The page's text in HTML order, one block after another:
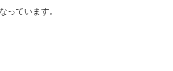
っています。